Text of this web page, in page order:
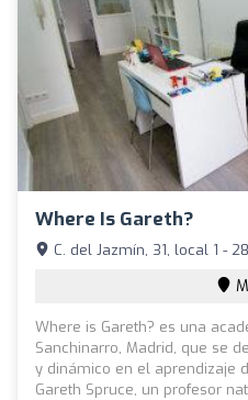
Where Is Gareth?
C. del Jazmín, 31, local 1 -
Where is Gareth? es una
Sanchinarro, Madrid, que se
y dinámico en el aprendizaje
Gareth Spruce, un profesor